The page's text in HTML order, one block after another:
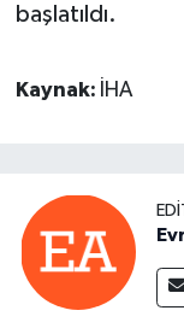
başlatıldı.
Kaynak: İHA